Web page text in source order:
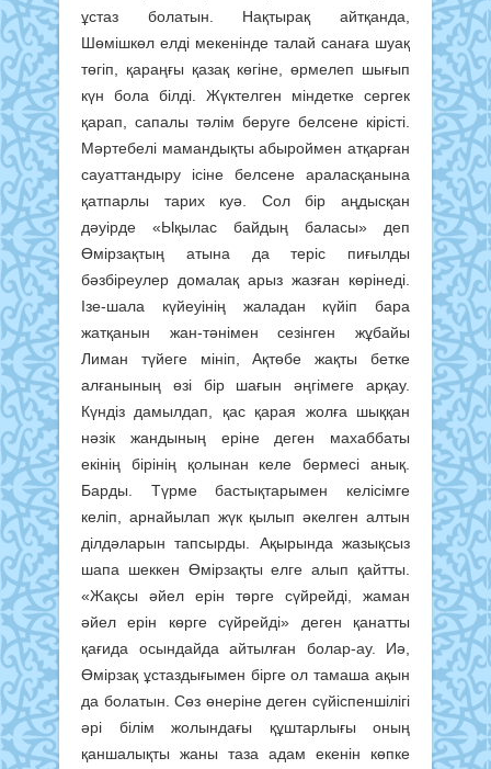
ұстаз болатын. Нақтырақ айтқанда,
Шөмішкөл елді мекенінде талай санаға шуақ
төгіп, қараңғы қазақ көгіне, өрмелеп шығып
күн бола білді. Жүктелген міндетке сергек
қарап, сапалы тәлім беруге белсене кірісті.
Мәртебелі мамандықты абыроймен атқарған
сауаттандыру ісіне белсене араласқанына
қатпарлы тарих куә. Сол бір аңдысқан
дәуірде «Ықылас байдың баласы» деп
Өмірзақтың атына да теріс пиғылды
бәзбіреулер домалақ арыз жазған көрінеді.
Ізе-шала күйеуінің жаладан күйіп бара
жатқанын жан-тәнімен сезінген жұбайы
Лиман түйеге мініп, Ақтөбе жақты бетке
алғанының өзі бір шағын әңгімеге арқау.
Күндіз дамылдап, қас қарая жолға шыққан
нәзік жандының еріне деген махаббаты
екінің бірінің қолынан келе бермесі анық.
Барды. Түрме бастықтарымен келісімге
келіп, арнайылап жүк қылып әкелген алтын
ділдәларын тапсырды. Ақырында жазықсыз
шапа шеккен Өмірзақты елге алып қайтты.
«Жақсы әйел ерін төрге сүйрейді, жаман
әйел ерін көрге сүйрейді» деген қанатты
қағида осындайда айтылған болар-ау. Иә,
Өмірзақ ұстаздығымен бірге ол тамаша ақын
да болатын. Сөз өнеріне деген сүйіспеншілігі
әрі білім жолындағы құштарлығы оның
қаншалықты жаны таза адам екенін көпке